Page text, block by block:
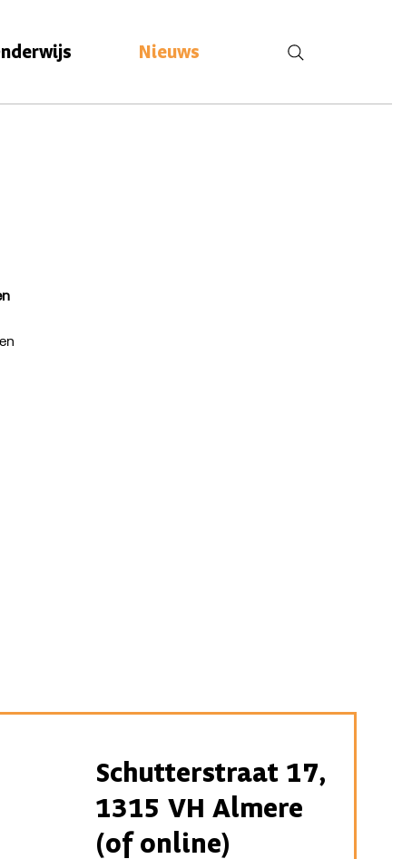
Nieuws
Schutterstraat 17,
1315 VH Almere
(of online)